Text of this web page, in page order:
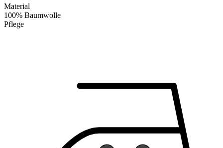
Material
100% Baumwolle
Pflege